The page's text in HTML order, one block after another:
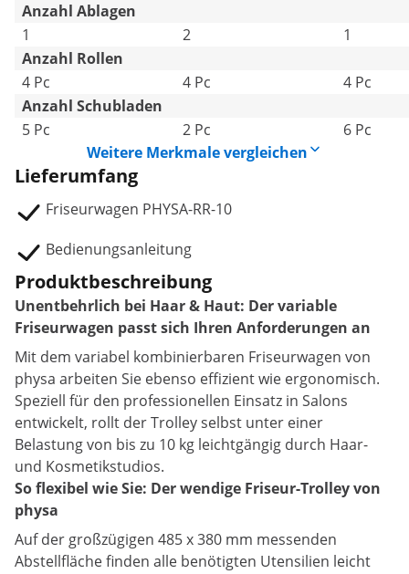
Anzahl Ablagen
1
2
1
Anzahl Rollen
4 Pc
4 Pc
4 Pc
Anzahl Schubladen
5 Pc
2 Pc
6 Pc
Weitere Merkmale vergleichen
Lieferumfang
Friseurwagen PHYSA-RR-10
Bedienungsanleitung
Produktbeschreibung
Unentbehrlich bei Haar & Haut: Der variable
Friseurwagen passt sich Ihren Anforderungen an
Mit dem variabel kombinierbaren Friseurwagen von
physa arbeiten Sie ebenso effizient wie ergonomisch.
Speziell für den professionellen Einsatz in Salons
entwickelt, rollt der Trolley selbst unter einer
Belastung von bis zu 10 kg leichtgängig durch Haar-
und Kosmetikstudios.
So flexibel wie Sie: Der wendige Friseur-Trolley von
physa
Auf der großzügigen 485 x 380 mm messenden
Abstellfläche finden alle benötigten Utensilien leicht